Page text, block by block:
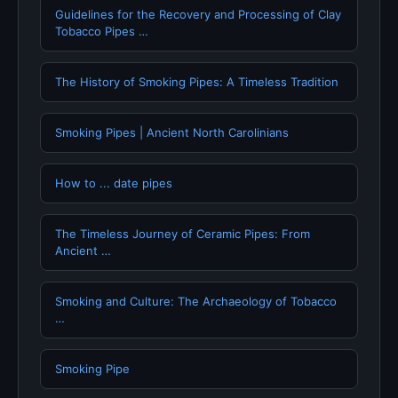
Guidelines for the Recovery and Processing of Clay
Tobacco Pipes …
The History of Smoking Pipes: A Timeless Tradition
Smoking Pipes | Ancient North Carolinians
How to ... date pipes
The Timeless Journey of Ceramic Pipes: From
Ancient …
Smoking and Culture: The Archaeology of Tobacco
…
Smoking Pipe